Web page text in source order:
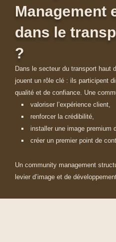
Management
dans le
?
Dans le secteur du transport haut
jouent un rôle clé : ils participent
qualité et de confiance. Une
valoriser l’expérience client,
renforcer la crédibilité,
installer une image premium
créer un premier point de
Un community management
levier d’image et de